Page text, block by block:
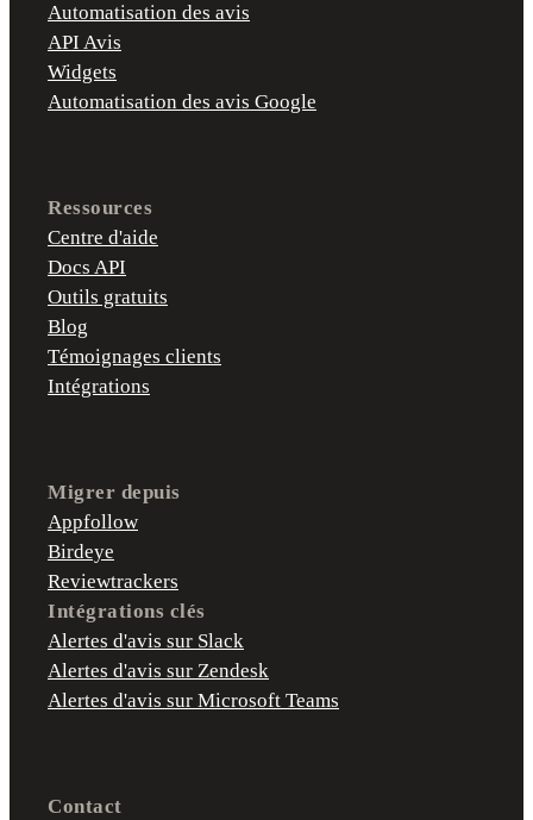
Automatisation des avis
API Avis
Widgets
Automatisation des avis Google
Ressources
Centre d'aide
Docs API
Outils gratuits
Blog
Témoignages clients
Intégrations
Migrer depuis
Appfollow
Birdeye
Reviewtrackers
Intégrations clés
Alertes d'avis sur Slack
Alertes d'avis sur Zendesk
Alertes d'avis sur Microsoft Teams
Contact